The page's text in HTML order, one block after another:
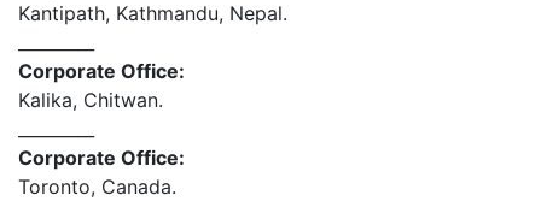
Kantipath, Kathmandu, Nepal.
Corporate Office:
Kalika, Chitwan.
Corporate Office:
Toronto, Canada.